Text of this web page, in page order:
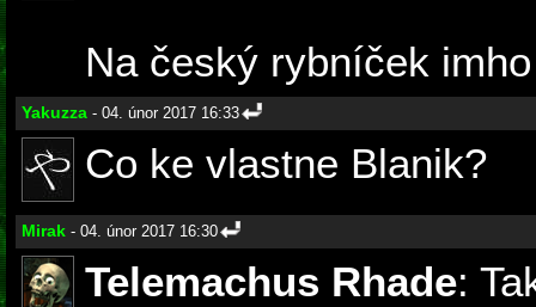
Na český rybníček
Yakuzza - 04. únor 2017 16:33
Co ke vlastne Blanik?
Mirak - 04. únor 2017 16:30
Telemachus Rhade: